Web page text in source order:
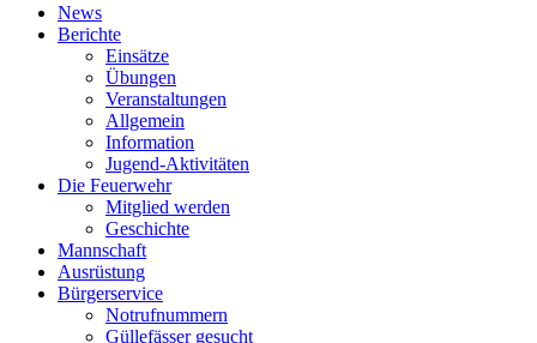
News
Berichte
Einsätze
Übungen
Veranstaltungen
Allgemein
Information
Jugend-Aktivitäten
Die Feuerwehr
Mitglied werden
Geschichte
Mannschaft
Ausrüstung
Bürgerservice
Notrufnummern
Güllefässer gesucht